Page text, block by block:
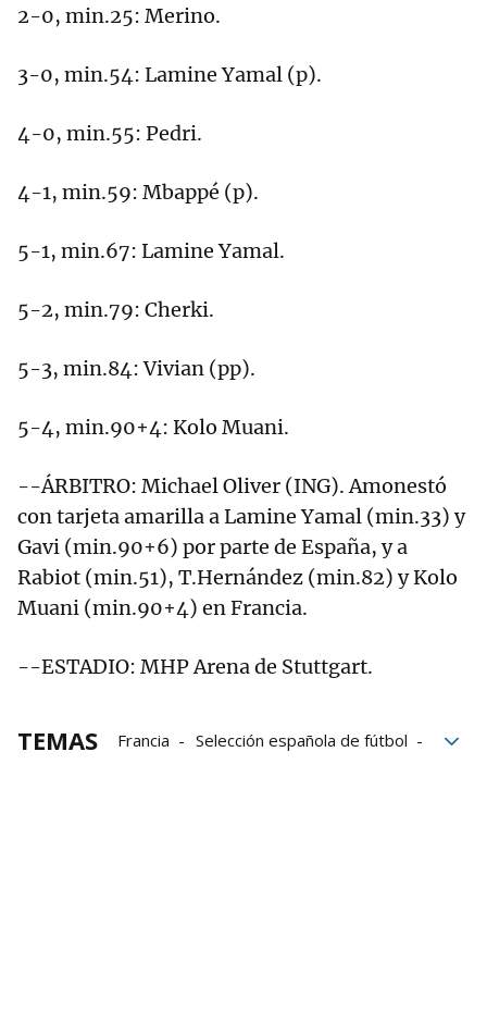
2-0, min.25: Merino.
3-0, min.54: Lamine Yamal (p).
4-0, min.55: Pedri.
4-1, min.59: Mbappé (p).
5-1, min.67: Lamine Yamal.
5-2, min.79: Cherki.
5-3, min.84: Vivian (pp).
5-4, min.90+4: Kolo Muani.
--ÁRBITRO: Michael Oliver (ING). Amonestó
con tarjeta amarilla a Lamine Yamal (min.33) y
Gavi (min.90+6) por parte de España, y a
Rabiot (min.51), T.Hernández (min.82) y Kolo
Muani (min.90+4) en Francia.
--ESTADIO: MHP Arena de Stuttgart.
TEMAS Francia
Selección española de fútbol